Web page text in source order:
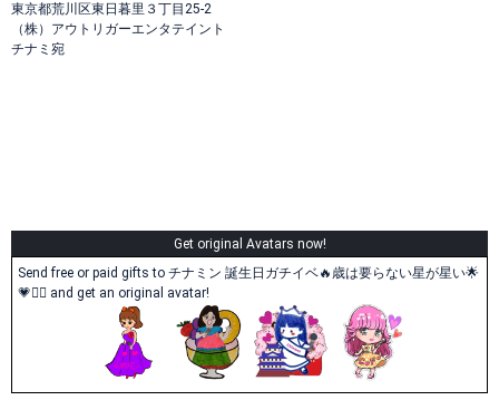
東京都荒川区東日暮里３丁目25-2
（株）アウトリガーエンタテイント
チナミ宛
Get original Avatars now!
Send free or paid gifts to チナミン 誕生日ガチイベ🔥歳は要らない星が星い🌟
💗🙇‍♀️ and get an original avatar!